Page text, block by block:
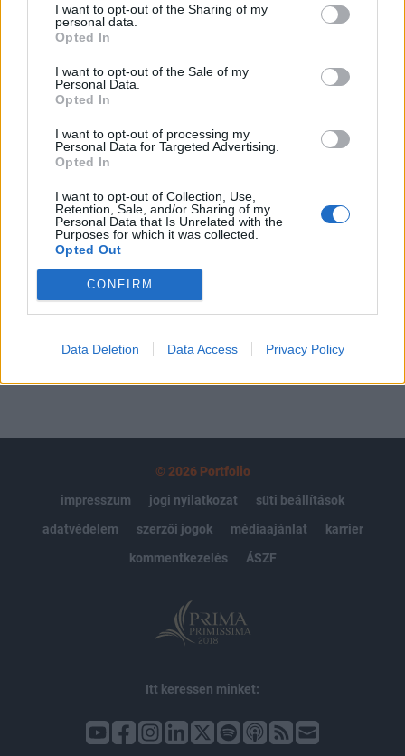
I want to opt-out of the Sharing of my
personal data.
Opted In
I want to opt-out of the Sale of my
Personal Data.
Opted In
I want to opt-out of processing my
Personal Data for Targeted Advertising.
Opted In
I want to opt-out of Collection, Use,
Retention, Sale, and/or Sharing of my
Personal Data that Is Unrelated with the
Purposes for which it was collected.
Opted Out
CONFIRM
Data Deletion Data Access Privacy Policy
KEDVES OLVASÓNK!
A keresett cikk a portfolio.hu hírarchívumához
tartozik, melynek olvasása előfizetéses
Az előfizetés a következőket tartalmazza:
Portfolio.hu teljes cikkarchívum
Kötéslisták: BÉT elmúlt 2 év napon belüli
kötéslistái
© 2026 Portfolio
impresszum
jogi nyilatkozat
süti beállítások
adatvédelem
szerzői jogok médiaajánlat
karrier
kommentkezelés
ÁSZF
Itt keressen minket: